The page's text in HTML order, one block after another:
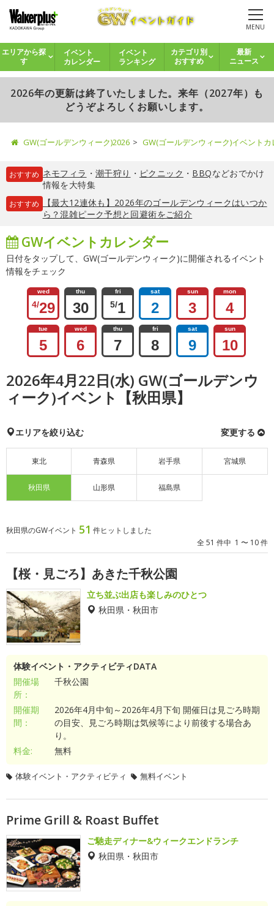
MENU
エリアから探
す
イベント
カレンダー
イベント
ランキング
カテゴリ別
おすすめ
最新
ニュース
2026年の更新は終了いたしました。来年（2027年）も
どうぞよろしくお願いします。
GW(ゴールデンウィーク)2026 GW(ゴールデンウィーク)イベント
おすすめ ネモフィラ ・ 潮干狩り ・ ピクニック ・ BBQなどおでかけ
情報を大特集
おすすめ
【最大12連休も】2026年のゴールデンウィークはいつか
ら？混雑ピーク予想と回避術をご紹介
GWイベントカレンダー
日付をタップして、GW(ゴールデンウィーク)に開催されるイベント
情報をチェック
wed
4/29
thu
30
fri
5/1
sat
2
sun
3
mon
4
tue
5
wed
6
thu
7
fri
8
sat
9
sun
10
2026年4月22日(水) GW(ゴールデンウ
ィーク)イベント【秋田県】
エリアを絞り込む 変更する
東北 青森県 岩手県 宮城県
秋田県 山形県 福島県
秋田県のGWイベント 51 件ヒットしました
全 51 件中 1 〜 10 件
【桜・見ごろ】あきた千秋公園
立ち並ぶ出店も楽しみのひとつ
秋田県・秋田市
体験イベント・アクティビティDATA
開催場
所：
千秋公園
開催期
間：
2026年4月中旬～2026年4月下旬 開催日は見ごろ時期
の目安、見ごろ時期は気候等により前後する場合あ
り。
料金:
無料
体験イベント・アクティビティ 無料イベント
Prime Grill & Roast Buffet
ご馳走ディナー&ウィークエンドランチ
秋田県・秋田市